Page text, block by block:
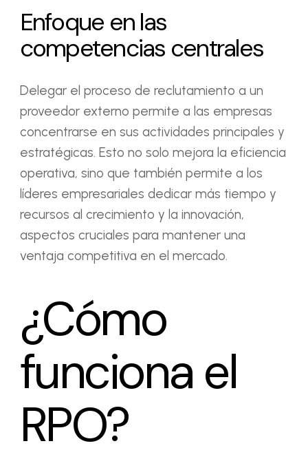
Enfoque en las
competencias centrales
Delegar el proceso de reclutamiento a un
proveedor externo permite a las empresas
concentrarse en sus actividades principales y
estratégicas. Esto no solo mejora la eficiencia
operativa, sino que también permite a los
líderes empresariales dedicar más tiempo y
recursos al crecimiento y la innovación,
aspectos cruciales para mantener una
ventaja competitiva en el mercado.
¿Cómo
funciona el
RPO?